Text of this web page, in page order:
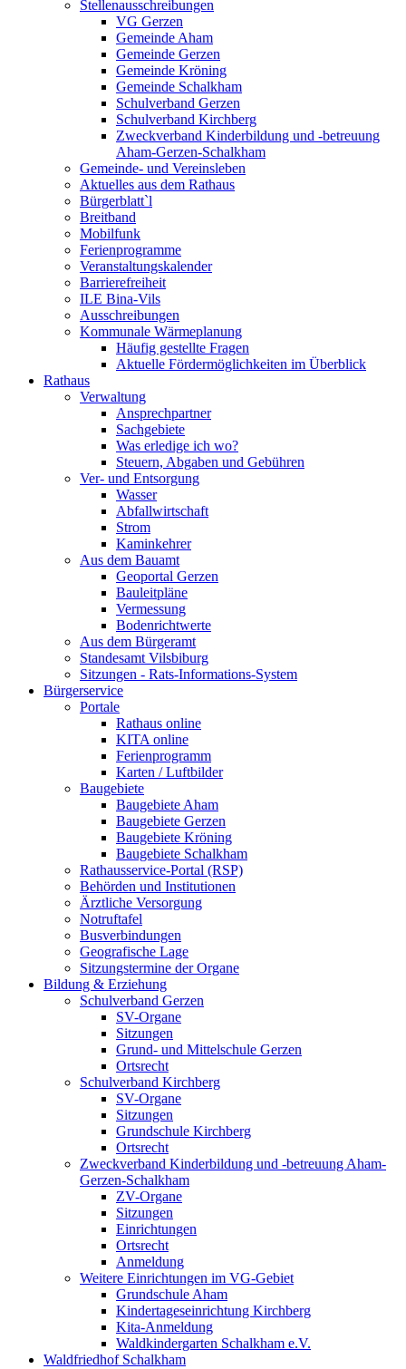
Stellenausschreibungen
VG Gerzen
Gemeinde Aham
Gemeinde Gerzen
Gemeinde Kröning
Gemeinde Schalkham
Schulverband Gerzen
Schulverband Kirchberg
Zweckverband Kinderbildung und -betreuung
Aham-Gerzen-Schalkham
Gemeinde- und Vereinsleben
Aktuelles aus dem Rathaus
Bürgerblatt`l
Breitband
Mobilfunk
Ferienprogramme
Veranstaltungskalender
Barrierefreiheit
ILE Bina-Vils
Ausschreibungen
Kommunale Wärmeplanung
Häufig gestellte Fragen
Aktuelle Fördermöglichkeiten im Überblick
Rathaus
Verwaltung
Ansprechpartner
Sachgebiete
Was erledige ich wo?
Steuern, Abgaben und Gebühren
Ver- und Entsorgung
Wasser
Abfallwirtschaft
Strom
Kaminkehrer
Aus dem Bauamt
Geoportal Gerzen
Bauleitpläne
Vermessung
Bodenrichtwerte
Aus dem Bürgeramt
Standesamt Vilsbiburg
Sitzungen - Rats-Informations-System
Bürgerservice
Portale
Rathaus online
KITA online
Ferienprogramm
Karten / Luftbilder
Baugebiete
Baugebiete Aham
Baugebiete Gerzen
Baugebiete Kröning
Baugebiete Schalkham
Rathausservice-Portal (RSP)
Behörden und Institutionen
Ärztliche Versorgung
Notruftafel
Busverbindungen
Geografische Lage
Sitzungstermine der Organe
Bildung & Erziehung
Schulverband Gerzen
SV-Organe
Sitzungen
Grund- und Mittelschule Gerzen
Ortsrecht
Schulverband Kirchberg
SV-Organe
Sitzungen
Grundschule Kirchberg
Ortsrecht
Zweckverband Kinderbildung und -betreuung Aham-
Gerzen-Schalkham
ZV-Organe
Sitzungen
Einrichtungen
Ortsrecht
Anmeldung
Weitere Einrichtungen im VG-Gebiet
Grundschule Aham
Kindertageseinrichtung Kirchberg
Kita-Anmeldung
Waldkindergarten Schalkham e.V.
Waldfriedhof Schalkham